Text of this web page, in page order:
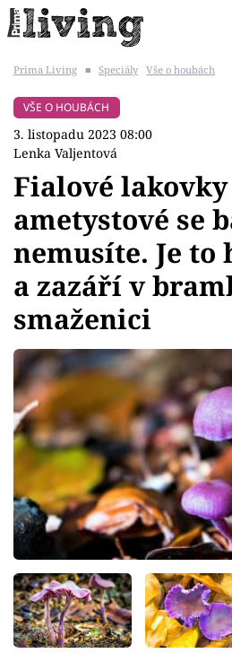
BYDLENÍ SLAVNÝCH
Témata
Bydlení
Zahrada
Design
Sledujte prima+
Přihlášení
Sledujte nás
Prima Living ■ Speciály Vše o houbách
VŠE O HOUBÁCH
3. listopadu 2023 08:00
Lenka Valjentová
Fialové lakovky
ametystové se
nemusíte. Je to
a zazáří v
smaženici